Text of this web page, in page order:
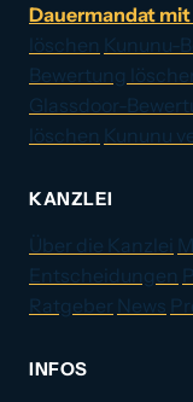
Dauermandat
löschen Kununu-
Bewertung
Glassdoor-
löschen Kununu
KANZLEI
Über die Kanzlei
Entscheidungen
Ratgeber News
INFOS